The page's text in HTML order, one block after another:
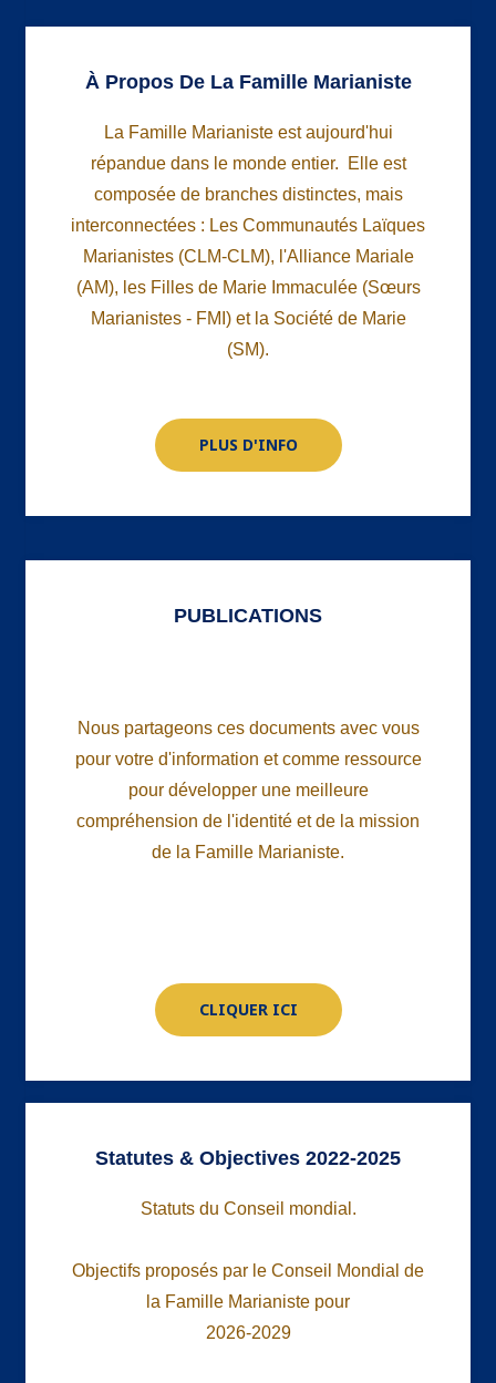
À Propos De La Famille Marianiste
La Famille Marianiste est aujourd'hui
répandue dans le monde entier. Elle est
composée de branches distinctes, mais
interconnectées : Les Communautés Laïques
Marianistes (CLM-CLM), l'Alliance Mariale
(AM), les Filles de Marie Immaculée (Sœurs
Marianistes - FMI) et la Société de Marie
(SM).
PLUS D'INFO
PUBLICATIONS
Nous partageons ces documents avec vous
pour votre d'information et comme ressource
pour développer une meilleure
compréhension de l'identité et de la mission
de la Famille Marianiste.
CLIQUER ICI
Statutes & Objectives 2022-2025
Statuts du Conseil mondial.
Objectifs proposés par le Conseil Mondial de
la Famille Marianiste pour
2026-2029